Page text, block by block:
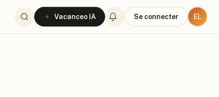
Vacanceo IA Se connecter EL